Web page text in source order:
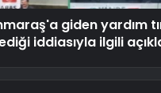
giden yardım
iddiasıyla ilgili